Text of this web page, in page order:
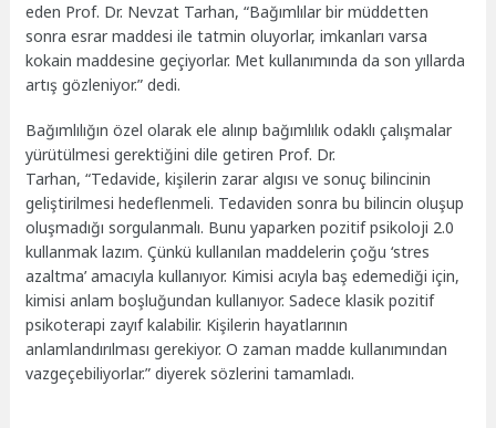
eden Prof. Dr. Nevzat Tarhan, “Bağımlılar bir müddetten
sonra esrar maddesi ile tatmin oluyorlar, imkanları varsa
kokain maddesine geçiyorlar. Met kullanımında da son yıllarda
artış gözleniyor.” dedi.
Bağımlılığın özel olarak ele alınıp bağımlılık odaklı çalışmalar
yürütülmesi gerektiğini dile getiren Prof. Dr.
Tarhan, “Tedavide, kişilerin zarar algısı ve sonuç bilincinin
geliştirilmesi hedeflenmeli. Tedaviden sonra bu bilincin oluşup
oluşmadığı sorgulanmalı. Bunu yaparken pozitif psikoloji 2.0
kullanmak lazım. Çünkü kullanılan maddelerin çoğu ‘stres
azaltma’ amacıyla kullanıyor. Kimisi acıyla baş edemediği için,
kimisi anlam boşluğundan kullanıyor. Sadece klasik pozitif
psikoterapi zayıf kalabilir. Kişilerin hayatlarının
anlamlandırılması gerekiyor. O zaman madde kullanımından
vazgeçebiliyorlar.” diyerek sözlerini tamamladı.